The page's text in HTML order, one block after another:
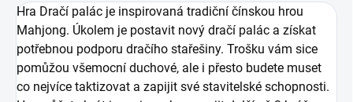
Hra Dračí palác je inspirovaná tradiční čínskou hrou
Mahjong. Úkolem je postavit nový dračí palác a získat
potřebnou podporu dračího stařešiny. Trošku vám sice
pomůžou všemocní duchové, ale i přesto budete muset
co nejvíce taktizovat a zapijit své stavitelské schopnosti.